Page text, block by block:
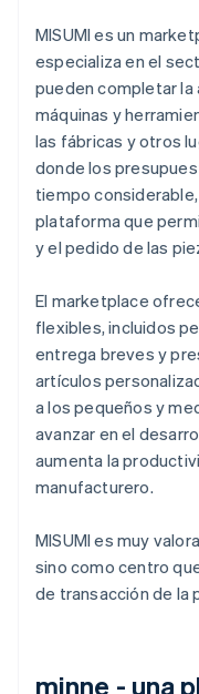
MISUMI es un
especializa en el
pueden completar la
máquinas y
las fábricas y otros
donde los
tiempo considerable,
plataforma que
y el pedido de las
El marketplace
flexibles, incluidos
entrega breves y
artículos
a los pequeños y
avanzar en el
aumenta la
manufacturero.
MISUMI es muy
sino como centro
de transacción de la
minne - una